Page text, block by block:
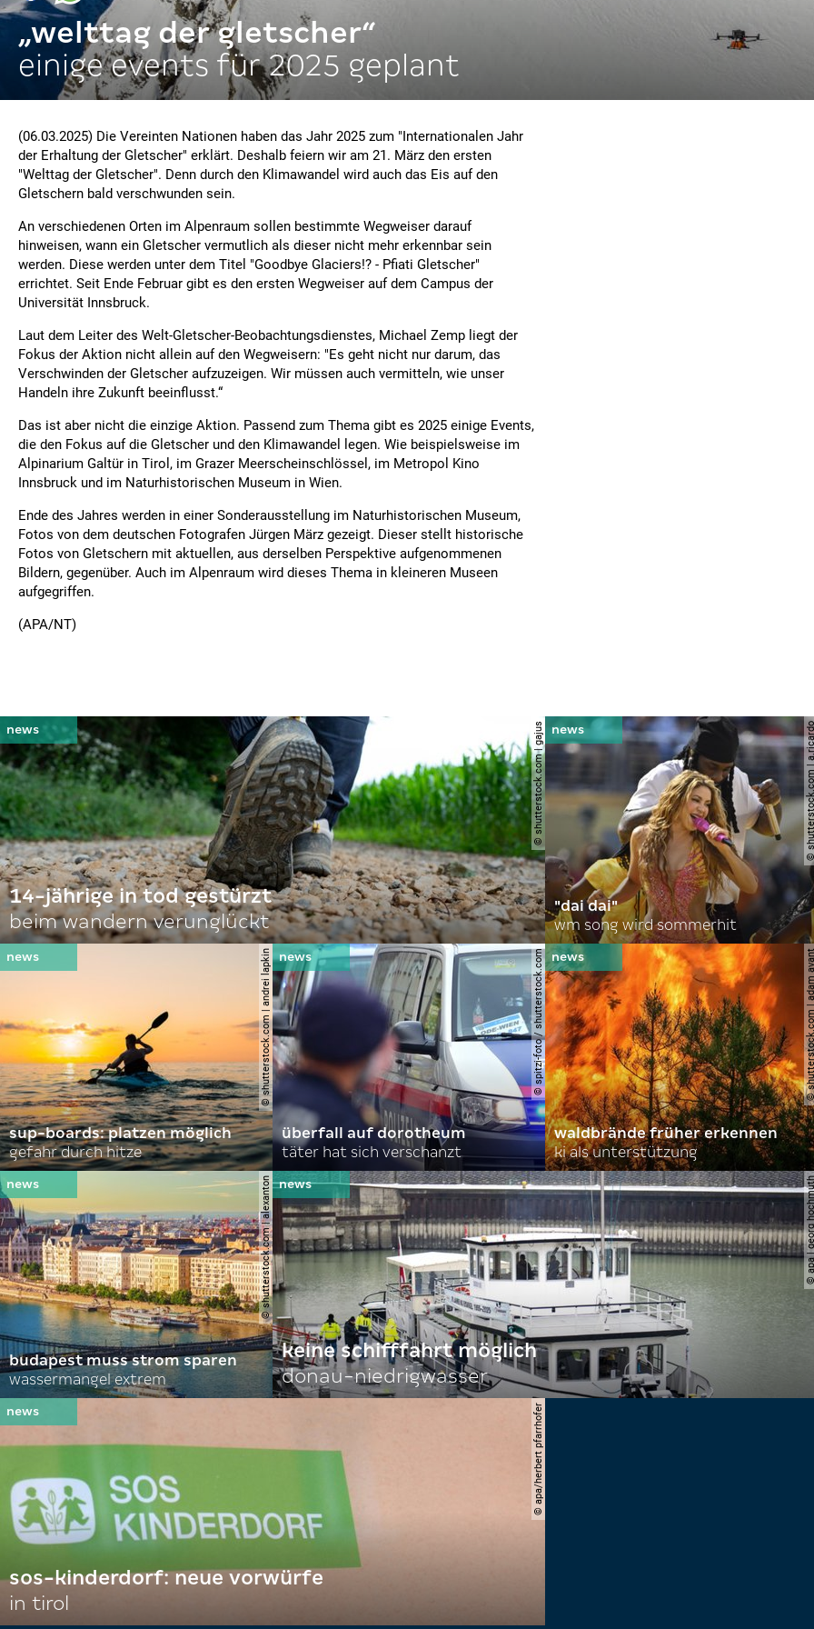
„welttag der gletscher“
einige events für 2025 geplant
(06.03.2025) Die Vereinten Nationen haben das Jahr 2025 zum "Internationalen Jahr
der Erhaltung der Gletscher" erklärt. Deshalb feiern wir am 21. März den ersten
"Welttag der Gletscher". Denn durch den Klimawandel wird auch das Eis auf den
Gletschern bald verschwunden sein.
An verschiedenen Orten im Alpenraum sollen bestimmte Wegweiser darauf
hinweisen, wann ein Gletscher vermutlich als dieser nicht mehr erkennbar sein
werden. Diese werden unter dem Titel "Goodbye Glaciers!? - Pfiati Gletscher"
errichtet. Seit Ende Februar gibt es den ersten Wegweiser auf dem Campus der
Universität Innsbruck.
Laut dem Leiter des Welt-Gletscher-Beobachtungsdienstes, Michael Zemp liegt der
Fokus der Aktion nicht allein auf den Wegweisern: "Es geht nicht nur darum, das
Verschwinden der Gletscher aufzuzeigen. Wir müssen auch vermitteln, wie unser
Handeln ihre Zukunft beeinflusst.“
Das ist aber nicht die einzige Aktion. Passend zum Thema gibt es 2025 einige Events,
die den Fokus auf die Gletscher und den Klimawandel legen. Wie beispielsweise im
Alpinarium Galtür in Tirol, im Grazer Meerscheinschlössel, im Metropol Kino
Innsbruck und im Naturhistorischen Museum in Wien.
Ende des Jahres werden in einer Sonderausstellung im Naturhistorischen Museum,
Fotos von dem deutschen Fotografen Jürgen März gezeigt. Dieser stellt historische
Fotos von Gletschern mit aktuellen, aus derselben Perspektive aufgenommenen
Bildern, gegenüber. Auch im Alpenraum wird dieses Thema in kleineren Museen
aufgegriffen.
(APA/NT)
© shutterstock.com | gajus
14-jährige in tod gestürzt
beim wandern verunglückt
©
"dai dai"
wm song wird sommerhit
© shutterstock.com | andrei lapkin
sup-boards: platzen möglich
gefahr durch hitze
© spitzi-foto / shutterstock.com
überfall auf dorotheum
täter hat sich verschanzt
©
waldbrände früher erkennen
ki als unterstützung
© shutterstock.com | alexanton
budapest muss strom sparen
wassermangel extrem
© apa |
keine schifffahrt möglich
donau-niedrigwasser
© apa/herbert pfarrhofer
sos-kinderdorf: neue vorwürfe
in tirol